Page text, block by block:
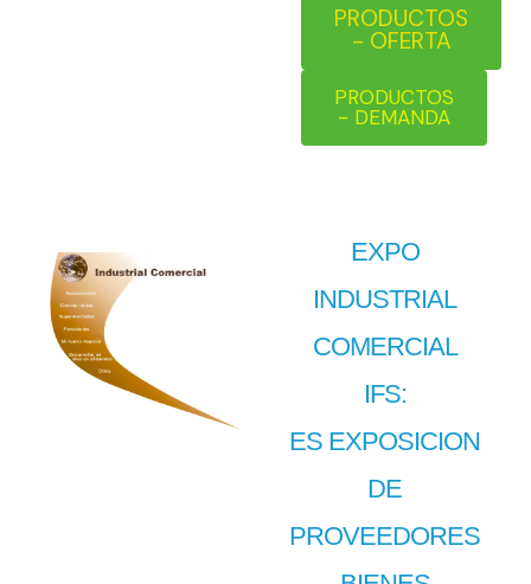
PRODUCTOS
- OFERTA
PRODUCTOS
- DEMANDA
EXPO
INDUSTRIAL
COMERCIAL
IFS:
ES EXPOSICION
DE
PROVEEDORES